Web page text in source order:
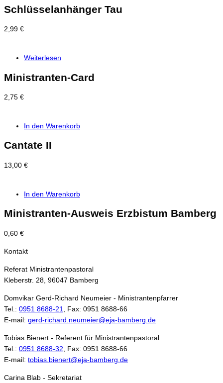
Schlüsselanhänger Tau
2,99 €
Weiterlesen
Ministranten-Card
2,75 €
In den Warenkorb
Cantate II
13,00 €
In den Warenkorb
Ministranten-Ausweis Erzbistum Bamberg
0,60 €
Kontakt
Referat Ministrantenpastoral
Kleberstr. 28, 96047 Bamberg
Domvikar Gerd-Richard Neumeier - Ministrantenpfarrer
Tel.: 0951 8688-21
, Fax: 0951 8688-66
E-mail: gerd-richard.neumeier@eja-bamberg.de
Tobias Bienert - Referent für Ministrantenpastoral
Tel.: 0951 8688-32 , Fax: 0951 8688-66
E-mail: tobias.bienert@eja-bamberg.de
Carina Blab - Sekretariat